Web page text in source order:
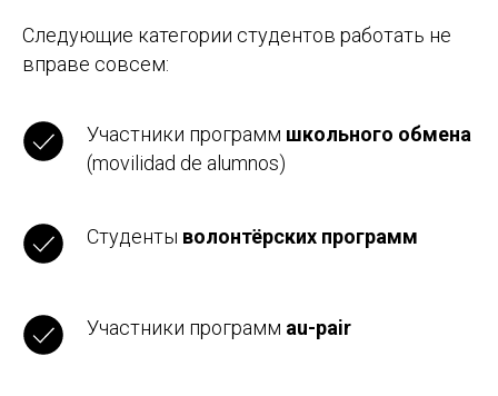
Следующие категории студентов работать не
вправе совсем:
Участники программ школьного обмена
(movilidad de alumnos)
Студенты волонтёрских программ
Участники программ au-pair